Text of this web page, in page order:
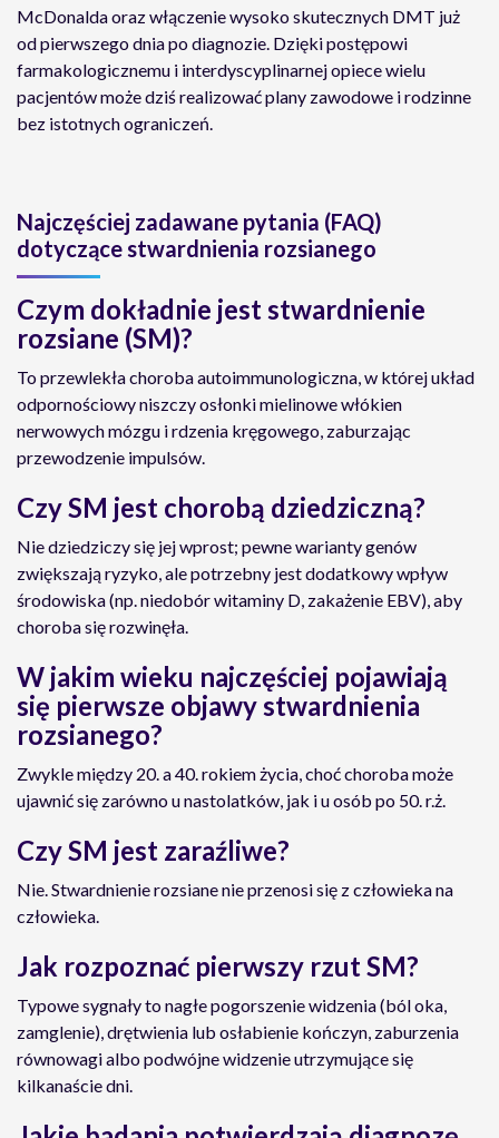
McDonalda oraz włączenie wysoko skutecznych DMT już
od pierwszego dnia po diagnozie. Dzięki postępowi
farmakologicznemu i interdyscyplinarnej opiece wielu
pacjentów może dziś realizować plany zawodowe i rodzinne
bez istotnych ograniczeń.
Najczęściej zadawane pytania (FAQ)
dotyczące stwardnienia rozsianego
Czym dokładnie jest stwardnienie
rozsiane (SM)?
To przewlekła choroba autoimmunologiczna, w której układ
odpornościowy niszczy osłonki mielinowe włókien
nerwowych mózgu i rdzenia kręgowego, zaburzając
przewodzenie impulsów.
Czy SM jest chorobą dziedziczną?
Nie dziedziczy się jej wprost; pewne warianty genów
zwiększają ryzyko, ale potrzebny jest dodatkowy wpływ
środowiska (np. niedobór witaminy D, zakażenie EBV), aby
choroba się rozwinęła.
W jakim wieku najczęściej pojawiają
się pierwsze objawy stwardnienia
rozsianego?
Zwykle między 20. a 40. rokiem życia, choć choroba może
ujawnić się zarówno u nastolatków, jak i u osób po 50. r.ż.
Czy SM jest zaraźliwe?
Nie. Stwardnienie rozsiane nie przenosi się z człowieka na
człowieka.
Jak rozpoznać pierwszy rzut SM?
Typowe sygnały to nagłe pogorszenie widzenia (ból oka,
zamglenie), drętwienia lub osłabienie kończyn, zaburzenia
równowagi albo podwójne widzenie utrzymujące się
kilkanaście dni.